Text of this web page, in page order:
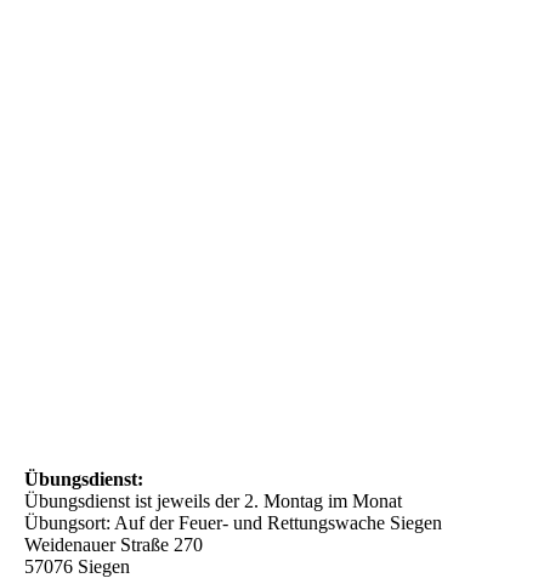
Übungsdienst:
Übungsdienst ist jeweils der 2. Montag im Monat
Übungsort: Auf der Feuer- und Rettungswache Siegen
Weidenauer Straße 270
57076 Siegen